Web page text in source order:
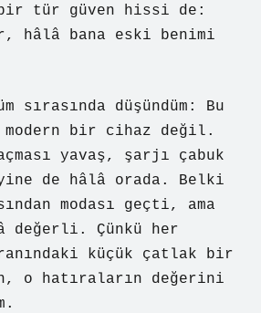
bir tür güven hissi de:
hâlâ bana eski benimi
sırasında düşündüm: Bu
bir cihaz değil.
yavaş, şarjı çabuk
de hâlâ orada. Belki
modası geçti, ama
değerli. Çünkü her
küçük çatlak bir
o hatıraların değerini